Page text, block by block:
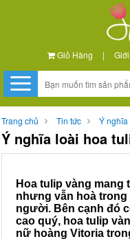
Giỏ Hàng |
Trang chủ Tin tức Ý nghĩa
Ý nghĩa loài hoa
Hoa tulip vàng
nhưng vẫn hoà
người. Bên cạnh đó
cao quý, hoa tulip
nữ hoàng Vitoria